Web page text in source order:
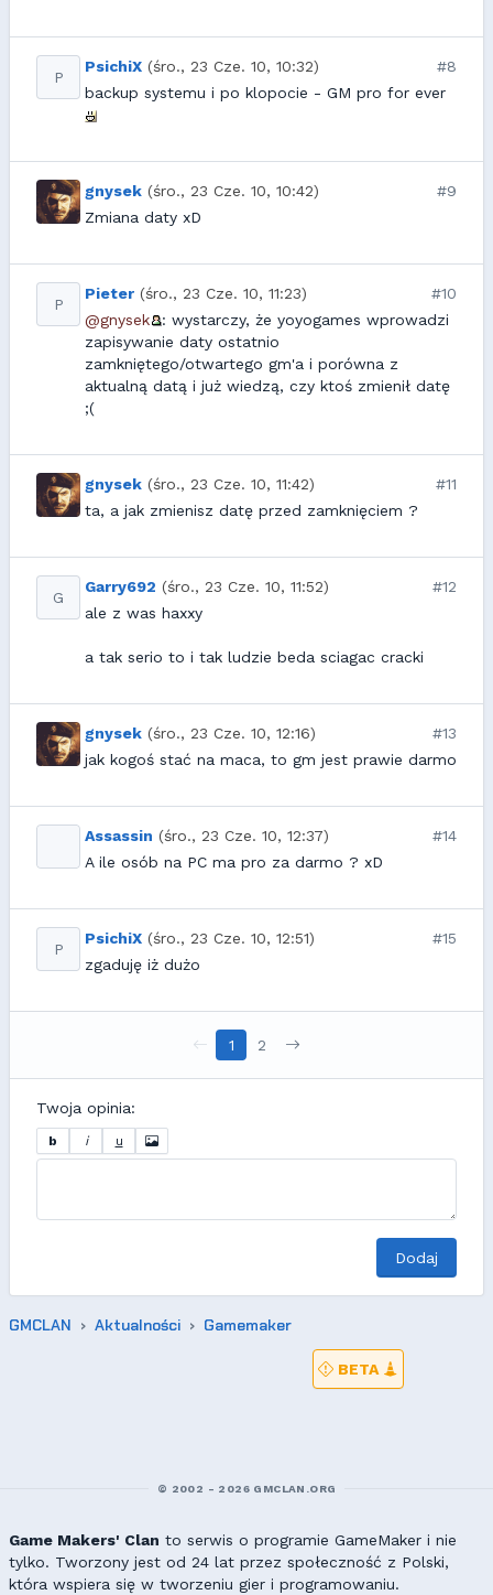
P
PsichiX (śro., 23 Cze. 10, 10:32)
#8
backup systemu i po klopocie - GM pro for ever
gnysek (śro., 23 Cze. 10, 10:42)
#9
Zmiana daty xD
P
Pieter (śro., 23 Cze. 10, 11:23)
#10
@gnysek
: wystarczy, że yoyogames wprowadzi
zapisywanie daty ostatnio
zamkniętego/otwartego gm'a i porówna z
aktualną datą i już wiedzą, czy ktoś zmienił datę
;(
gnysek (śro., 23 Cze. 10, 11:42)
#11
ta, a jak zmienisz datę przed zamknięciem ?
G
Garry692 (śro., 23 Cze. 10, 11:52)
#12
ale z was haxxy
a tak serio to i tak ludzie beda sciagac cracki
gnysek (śro., 23 Cze. 10, 12:16)
#13
jak kogoś stać na maca, to gm jest prawie darmo
Assassin (śro., 23 Cze. 10, 12:37)
#14
A ile osób na PC ma pro za darmo ? xD
P
PsichiX (śro., 23 Cze. 10, 12:51)
#15
zgaduję iż dużo
1 2
Twoja opinia:
b i u
Dodaj
GMCLAN Aktualności Gamemaker
BETA
© 2002 - 2026 GMCLAN.ORG
Game Makers' Clan to serwis o programie GameMaker i nie
tylko. Tworzony jest od 24 lat przez społeczność z Polski,
która wspiera się w tworzeniu gier i programowaniu.